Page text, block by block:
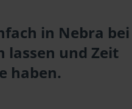
in Nebra bei
lassen und Zeit
haben.